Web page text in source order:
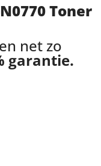
Toner
en net zo
garantie.